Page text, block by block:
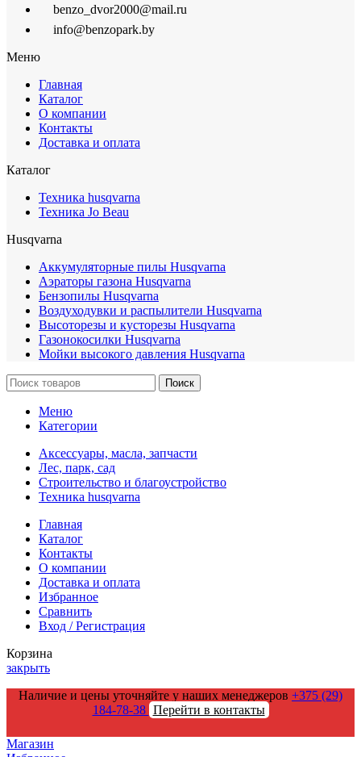
benzo_dvor2000@mail.ru
info@benzopark.by
Меню
Главная
Каталог
О компании
Контакты
Доставка и оплата
Каталог
Техника husqvarna
Техника Jo Beau
Husqvarna
Аккумуляторные пилы Husqvarna
Аэраторы газона Husqvarna
Бензопилы Husqvarna
Воздуходувки и распылители Husqvarna
Высоторезы и кусторезы Husqvarna
Газонокосилки Husqvarna
Мойки высокого давления Husqvarna
Поиск
Меню
Категории
Аксессуары, масла, запчасти
Лес, парк, сад
Строительство и благоустройство
Техника husqvarna
Главная
Каталог
Контакты
О компании
Доставка и оплата
Избранное
Сравнить
Вход / Регистрация
Корзина
закрыть
Наличие и цены уточняйте у наших менеджеров +375 (29)
184-78-38 Перейти в контакты
Магазин